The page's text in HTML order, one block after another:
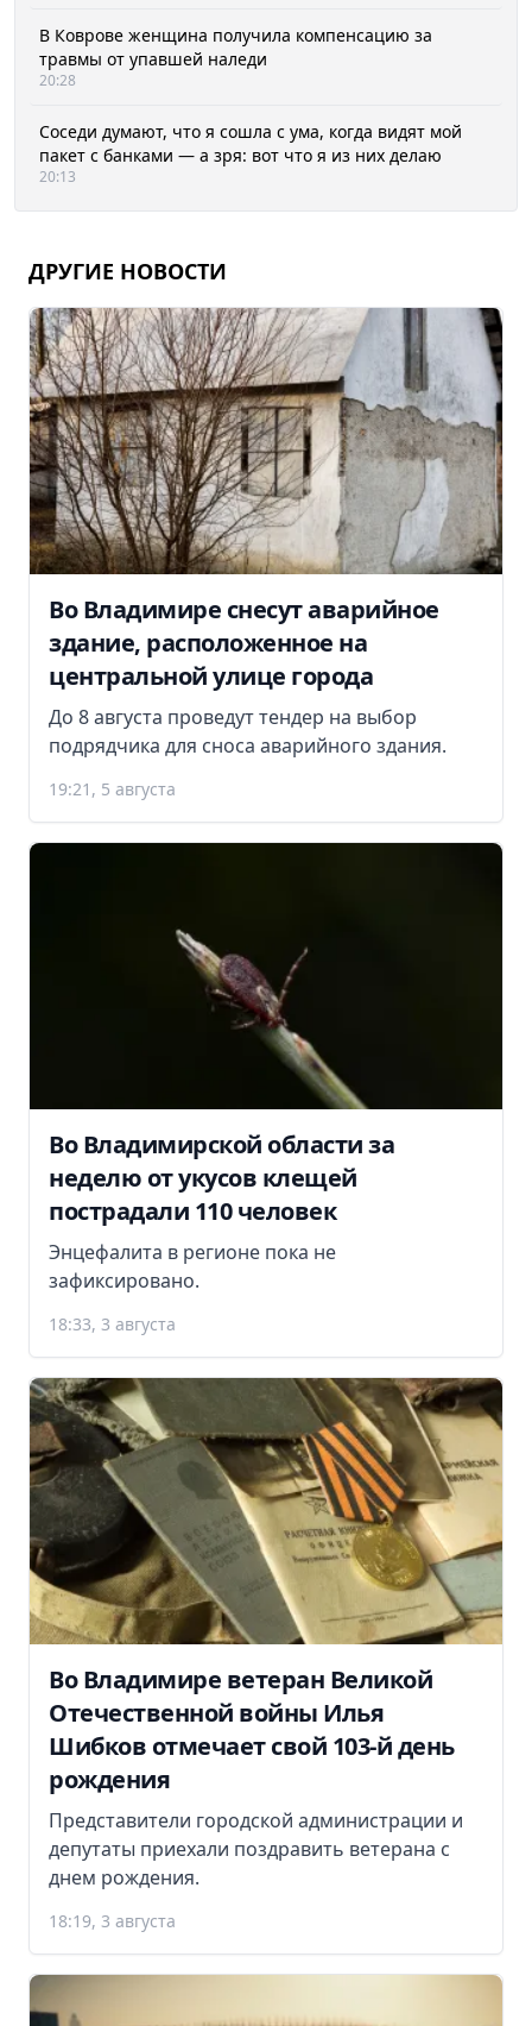
В Коврове женщина получила компенсацию за
травмы от упавшей наледи
20:28
Соседи думают, что я сошла с ума, когда видят мой
пакет с банками — а зря: вот что я из них делаю
20:13
ДРУГИЕ НОВОСТИ
Во Владимире снесут аварийное
здание, расположенное на
центральной улице города
До 8 августа проведут тендер на выбор
подрядчика для сноса аварийного здания.
19:21, 5 августа
Во Владимирской области за
неделю от укусов клещей
пострадали 110 человек
Энцефалита в регионе пока не
зафиксировано.
18:33, 3 августа
Во Владимире ветеран Великой
Отечественной войны Илья
Шибков отмечает свой 103-й день
рождения
Представители городской администрации и
депутаты приехали поздравить ветерана с
днем рождения.
18:19, 3 августа